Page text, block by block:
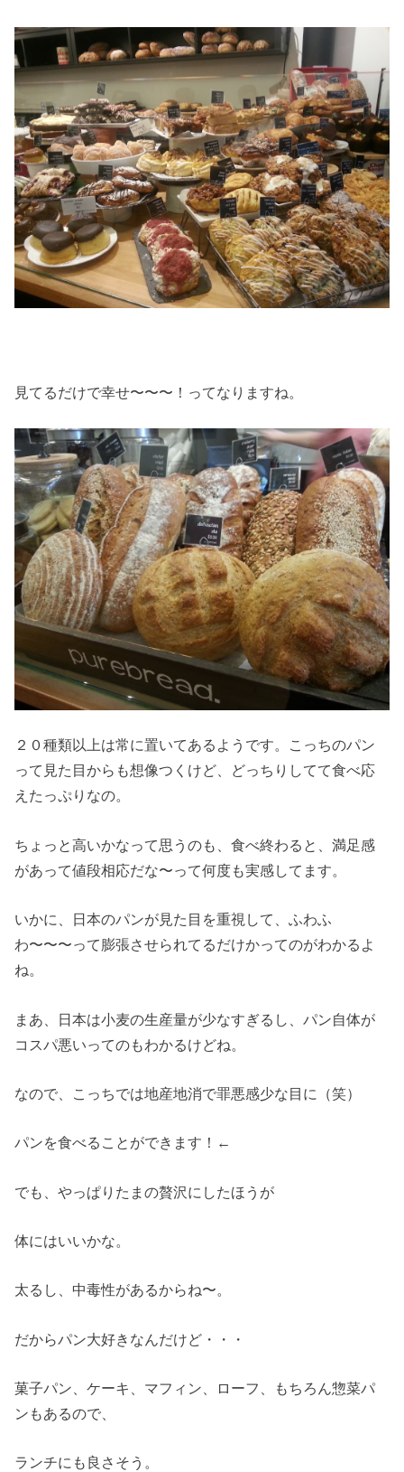
見てるだけで幸せ〜〜〜！ってなりますね。
２０種類以上は常に置いてあるようです。こっちのパン
って見た目からも想像つくけど、どっちりしてて食べ応
えたっぷりなの。
ちょっと高いかなって思うのも、食べ終わると、満足感
があって値段相応だな〜って何度も実感してます。
いかに、日本のパンが見た目を重視して、ふわふ
わ〜〜〜って膨張させられてるだけかってのがわかるよ
ね。
まあ、日本は小麦の生産量が少なすぎるし、パン自体が
コスパ悪いってのもわかるけどね。
なので、こっちでは地産地消で罪悪感少な目に（笑）
パンを食べることができます！←
でも、やっぱりたまの贅沢にしたほうが
体にはいいかな。
太るし、中毒性があるからね〜。
だからパン大好きなんだけど・・・
菓子パン、ケーキ、マフィン、ローフ、もちろん惣菜パ
ンもあるので、
ランチにも良さそう。